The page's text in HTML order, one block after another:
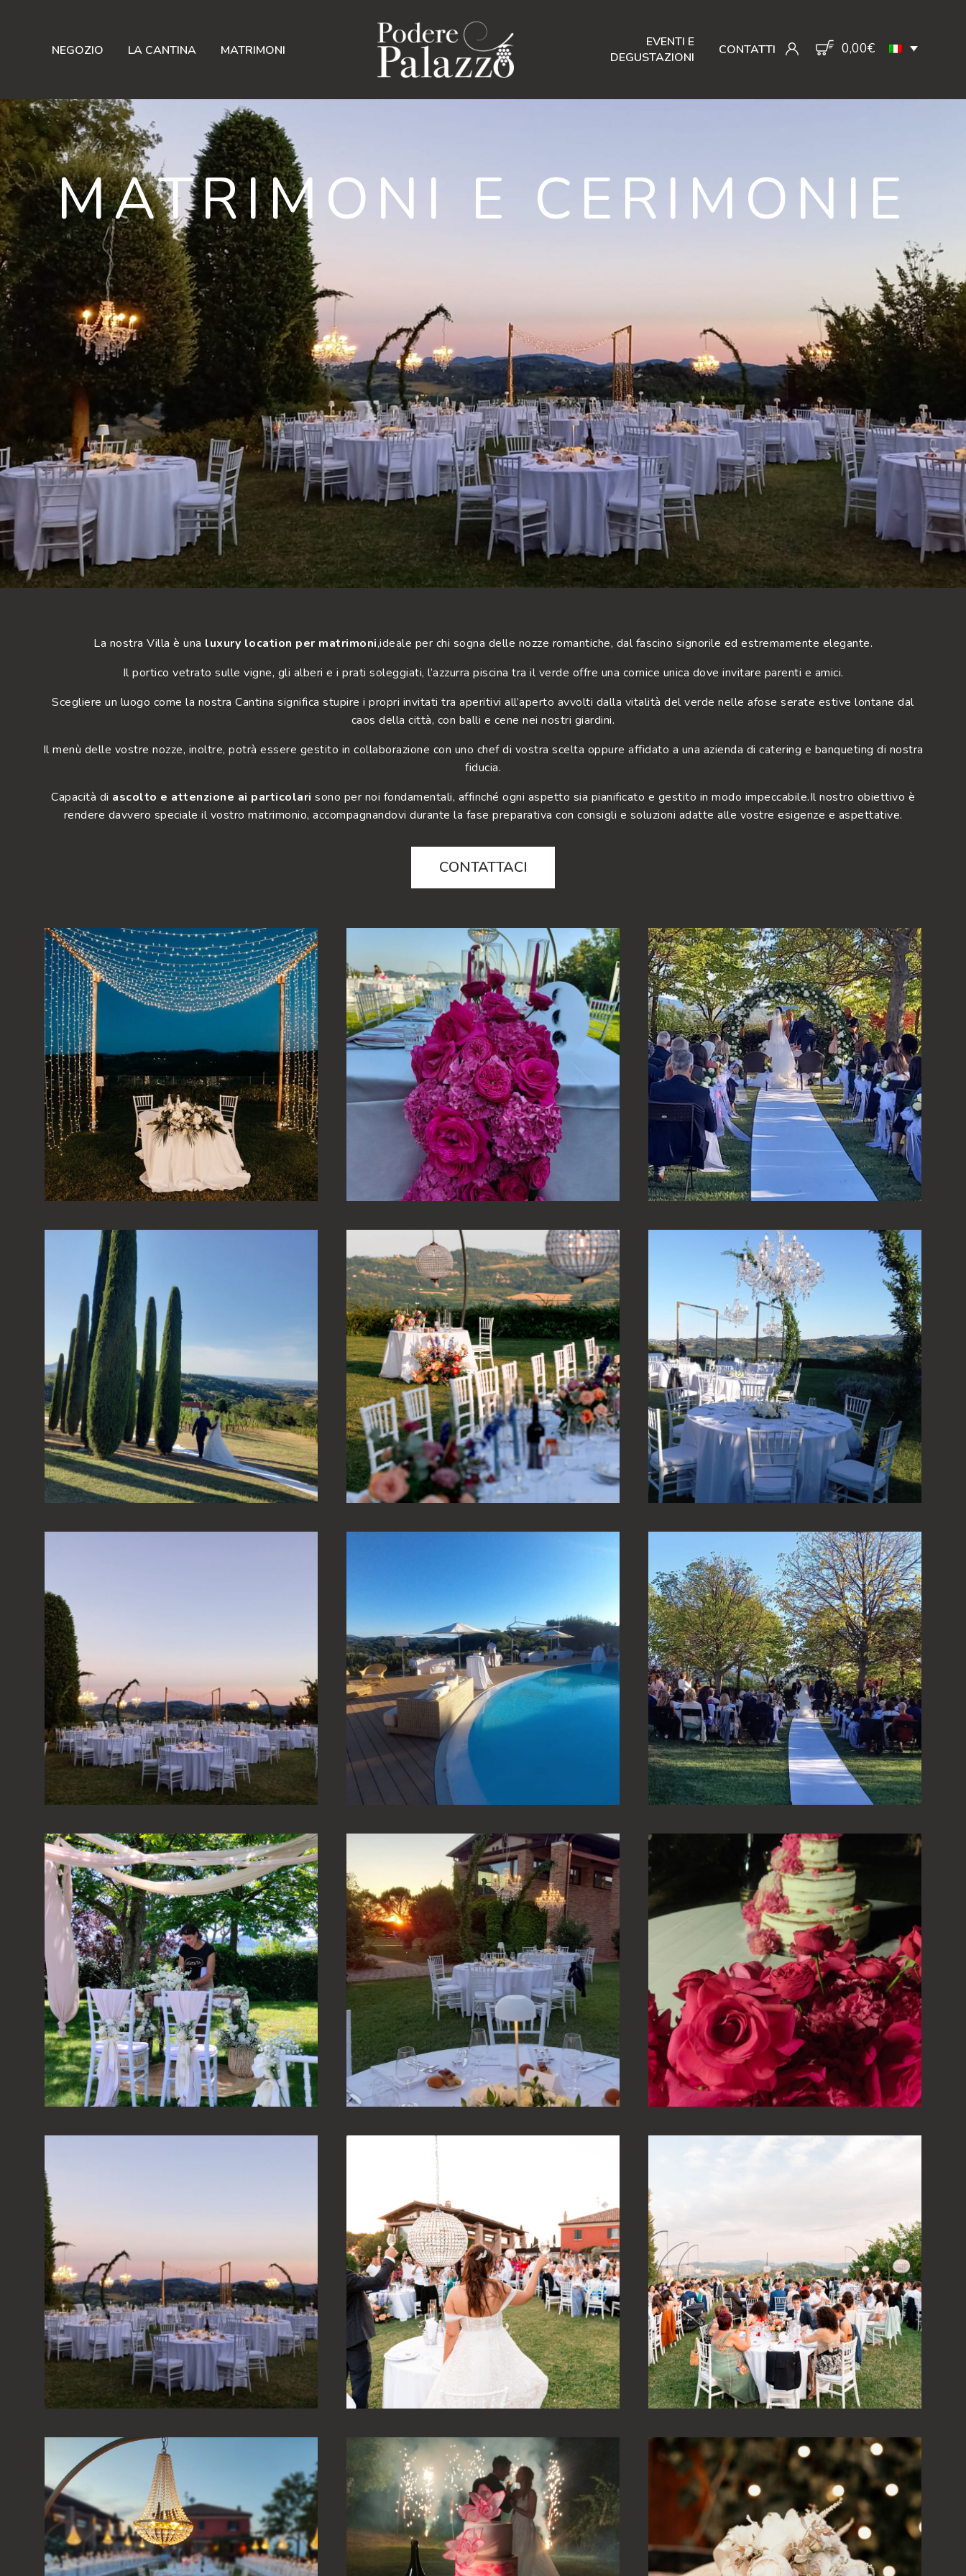
NEGOZIO LA CANTINA MATRIMONI
EVENTI E
DEGUSTAZIONI
CONTATTI 0,00€
MATRIMONI E CERIMONIE
La nostra Villa è una luxury location per matrimoni,ideale per chi sogna delle nozze romantiche, dal fascino signorile ed estremamente elegante.
Il portico vetrato sulle vigne, gli alberi e i prati soleggiati, l’azzurra piscina tra il verde offre una cornice unica dove invitare parenti e amici.
Scegliere un luogo come la nostra Cantina significa stupire i propri invitati tra aperitivi all’aperto avvolti dalla vitalità del verde nelle afose serate estive lontane dal
caos della città, con balli e cene nei nostri giardini.
Il menù delle vostre nozze, inoltre, potrà essere gestito in collaborazione con uno chef di vostra scelta oppure affidato a una azienda di catering e banqueting di nostra
fiducia.
Capacità di ascolto e attenzione ai particolari sono per noi fondamentali, affinché ogni aspetto sia pianificato e gestito in modo impeccabile.Il nostro obiettivo è
rendere davvero speciale il vostro matrimonio, accompagnandovi durante la fase preparativa con consigli e soluzioni adatte alle vostre esigenze e aspettative.
CONTATTACI